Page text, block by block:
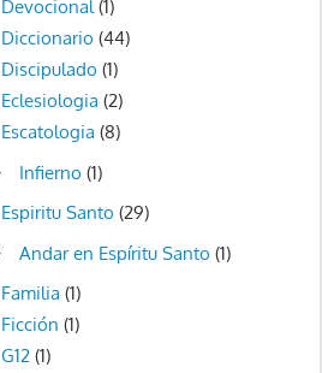
Devocional(1)
Diccionario (44)
Discipulado (1)
Eclesiologia (2)
Escatologia (8)
Infierno (1)
Espiritu Santo (29)
Andar en Espíritu Santo (1)
Familia (1)
Ficción (1)
G12 (1)